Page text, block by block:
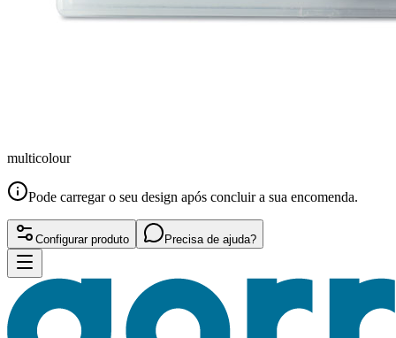
multicolour
Pode carregar o seu design após concluir a sua encomenda.
Configurar produto Precisa de ajuda?